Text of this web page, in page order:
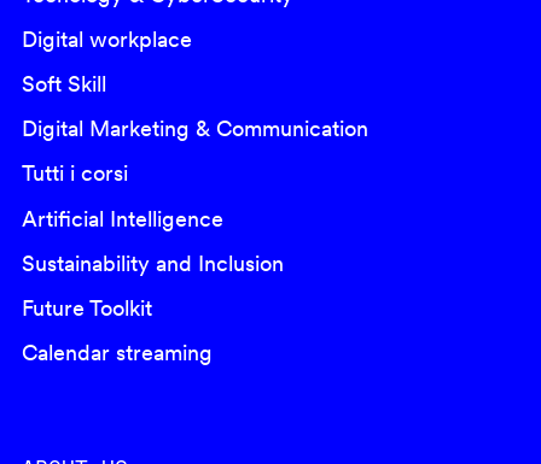
Digital workplace
Soft Skill
Digital Marketing & Communication
Tutti i corsi
Artificial Intelligence
Sustainability and Inclusion
Future Toolkit
Calendar streaming